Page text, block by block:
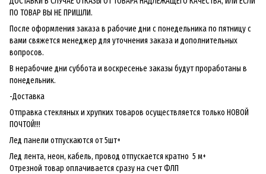
ПО ТОВАР ВЫ НЕ ПРИШЛИ.
После оформления заказа в рабочие дни с понедельника по пятницу с
вами свяжется менеджер для уточнения заказа и дополнительных
вопросов.
В нерабочие дни суббота и воскресенье заказы будут проработаны в
понедельник.
-Доставка
Отправка стекляных и хрупких товаров осуществляется только НОВОЙ
ПОЧТОЙ!!!
Лед панели отпускаются от 5шт+
Лед лента, неон, кабель, провод отпускается кратно 5 м+
Отрезной товар оплачивается сразу на счет ФЛП